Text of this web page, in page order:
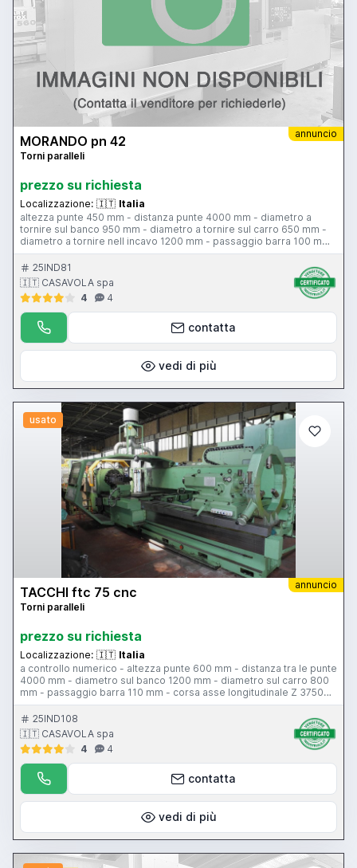
annuncio
MORANDO pn 42
Torni paralleli
prezzo su richiesta
Localizzazione: 🇮🇹 Italia
altezza punte 450 mm - distanza punte 4000 mm - diametro a
tornire sul banco 950 mm - diametro a tornire sul carro 650 mm -
diametro a tornire nell incavo 1200 mm - passaggio barra 100 mm
- 24 velocita mandrino 6-6000 giri al minuto - potenza motore 42
hp - peso ammesso tra le punte con lunetta 8500 kg - peso
ammesso tra le punte senza lunetta 6800 kg - peso ammesso a
sbalzo 2400 kg
25IND81
🇮🇹 CASAVOLA spa
4
4
contatta
vedi di più
usato
annuncio
TACCHI ftc 75 cnc
Torni paralleli
prezzo su richiesta
Localizzazione: 🇮🇹 Italia
a controllo numerico - altezza punte 600 mm - distanza tra le punte
4000 mm - diametro sul banco 1200 mm - diametro sul carro 800
mm - passaggio barra 110 mm - corsa asse longitudinale Z 3750
mm - corsa trasversale slitta 630 mm - 3 gamme velocità
mandrino 3.7-1000 giri al minuto - potenza motore mandrino 60 Hp
- torretta automatica 4 posizioni Baruffaldi BA 300 - CNC ECS 2400
25IND108
🇮🇹 CASAVOLA spa
4
4
contatta
vedi di più